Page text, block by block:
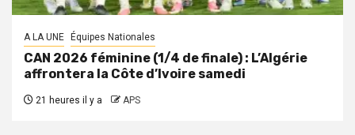
A LA UNE Équipes Nationales
CAN 2026 féminine (1/4 de finale) : L’Algérie
affrontera la Côte d’Ivoire samedi
21 heures il y a APS